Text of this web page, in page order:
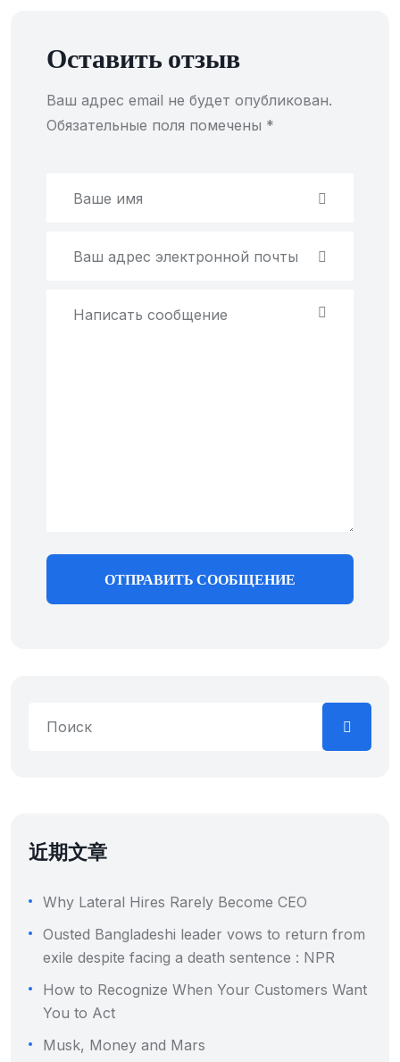
Оставить отзыв
Ваш адрес email не будет опубликован.
Обязательные поля помечены *
ОТПРАВИТЬ СООБЩЕНИЕ
近期文章
Why Lateral Hires Rarely Become CEO
Ousted Bangladeshi leader vows to return from
exile despite facing a death sentence : NPR
How to Recognize When Your Customers Want
You to Act
Musk, Money and Mars